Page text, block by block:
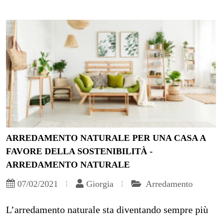
ARREDAMENTO NATURALE PER UNA CASA A
FAVORE DELLA SOSTENIBILITÀ -
ARREDAMENTO NATURALE
07/02/2021
Giorgia Arredamento
L’arredamento naturale sta diventando sempre più